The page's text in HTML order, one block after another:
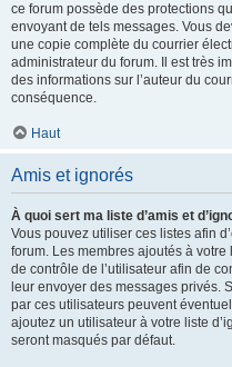
ce forum possède des protections
envoyant de tels messages. Vous
une copie complète du courrier
administrateur du forum. Il est très
des informations sur l’auteur du
conséquence.
Haut
Amis et ignorés
À quoi sert ma liste d’amis et
Vous pouvez utiliser ces listes afin
forum. Les membres ajoutés à
de contrôle de l’utilisateur afin de
leur envoyer des messages privés.
par ces utilisateurs peuvent
ajoutez un utilisateur à votre liste
seront masqués par défaut.